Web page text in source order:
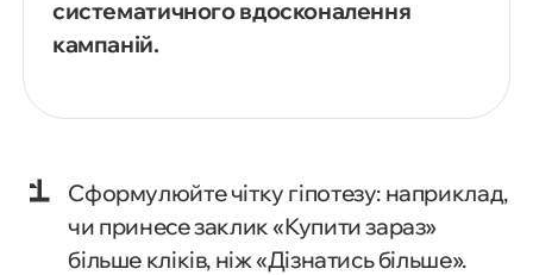
систематичного вдосконалення
кампаній.
Сформулюйте чітку гіпотезу: наприклад,
чи принесе заклик «Купити зараз»
більше кліків, ніж «Дізнатись більше».